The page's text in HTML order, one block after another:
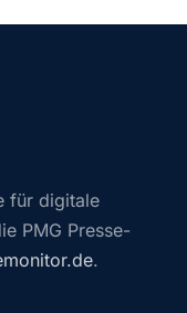
für digitale
PMG Presse-
.